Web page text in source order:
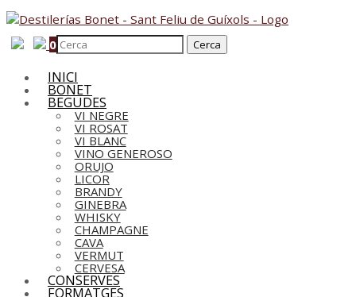
0
INICI
BONET
BEGUDES
VI NEGRE
VI ROSAT
VI BLANC
VINO GENEROSO
ORUJO
LICOR
BRANDY
GINEBRA
WHISKY
CHAMPAGNE
CAVA
VERMUT
CERVESA
CONSERVES
FORMATGES